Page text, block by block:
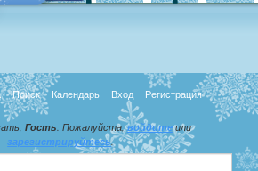
Поиск Календарь Вход Регистрация
Гость . Пожалуйста,войдитеили
зарегистрируйтесь.